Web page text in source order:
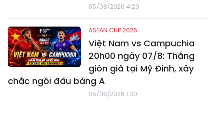
05/08/2026 4:29
ASEAN CUP 2026
Việt Nam vs Campuchia
20h00 ngày 07/8: Thắng
giòn giã tại Mỹ Đình, xây
chắc ngôi đầu bảng A
05/08/2026 1:30